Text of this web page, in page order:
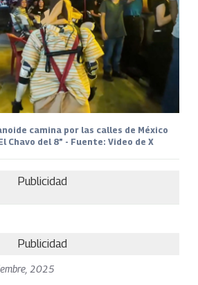
camina por las calles de México
Chavo del 8” - Fuente: Video de X
Publicidad
Publicidad
2025